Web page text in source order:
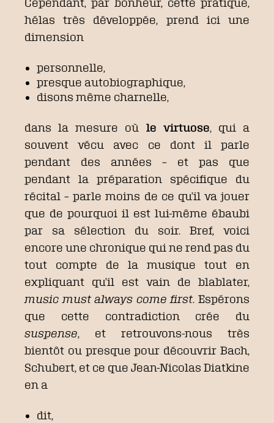
Cependant, par bonheur, cette pratique,
hélas très développée, prend ici une
dimension
personnelle,
presque autobiographique,
disons même charnelle,
dans la mesure où le virtuose, qui a
souvent vécu avec ce dont il parle
pendant des années – et pas que
pendant la préparation spécifique du
récital – parle moins de ce qu’il va jouer
que de pourquoi il est lui-même ébaubi
par sa sélection du soir. Bref, voici
encore une chronique qui ne rend pas du
tout compte de la musique tout en
expliquant qu’il est vain de blablater,
music must always come first. Espérons
que cette contradiction crée du
suspense, et retrouvons-nous très
bientôt ou presque pour découvrir Bach,
Schubert, et ce que Jean-Nicolas Diatkine
en a
dit,